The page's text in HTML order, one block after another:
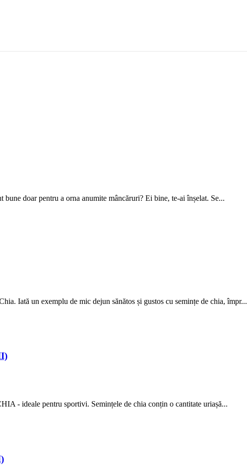
doar pentru a orna anumite mâncăruri? Ei bine, te-ai înșelat. Se...
Iată un exemplu de mic dejun sănătos și gustos cu semințe de chia, împr...
- ideale pentru sportivi. Semințele de chia conțin o cantitate uriașă...